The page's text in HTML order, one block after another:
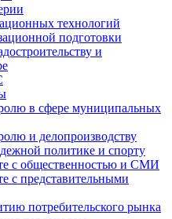
технологий
подготовки
и
в сфере муниципальных
и делопроизводству
политике и спорту
с общественностью и СМИ
с представительными
потребительского рынка